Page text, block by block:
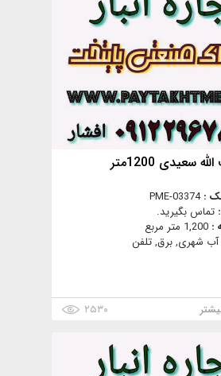
سعیدی 1200متر
:
PME-03374
تماس بگیرید.
: 1,200 متر مربع
آب شهری, برق, تلفن
۲۵۳۰